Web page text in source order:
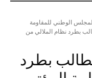
الوطني للمقاومة
بطرد نظام الملالي من
بطرد